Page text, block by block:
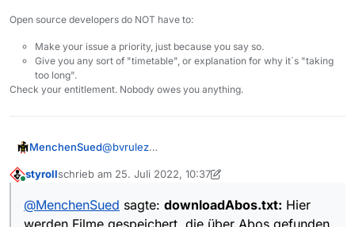
eine Datei bereits früher einmal unter
Open source developers do NOT have to:
Make your issue a priority, just because you say so.
Give you any sort of "timetable", or explanation for why it´s "taking
too long".
Check your entitlement. Nobody owes you anything.
MenchenSued@bvrulez
aufzeichnen.
history.txtbzw.history.db
Download oder das Abspielen angeklickt
hast. In dieser Liste werden nach
styrollschrieb am 25. Juli 2022, 10:37
zuletzt editiert von styroll
@MenchenSued sagte: downloadAbos.txt: Hier
werden Filme gespeichert, die über Abos gefunden